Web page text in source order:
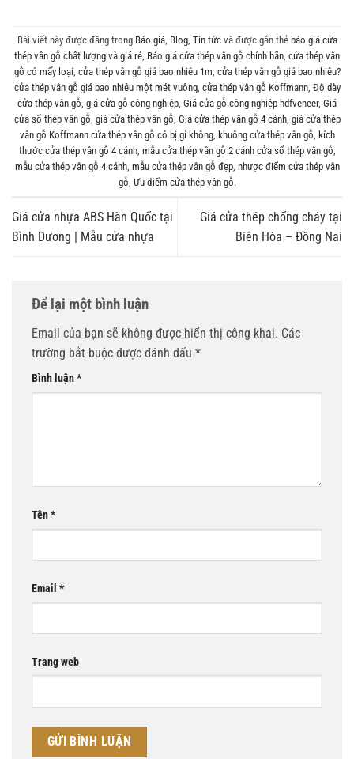
Bài viết này được đăng trong Báo giá, Blog, Tin tứcvà được gắn thẻ báo giá cửa
thép vân gỗ chất lượng và giá rẻ Báo giá cửa thép vân gỗ chính hãn cửa thép vân
gỗ có mấy loại cửa thép vân gỗ giá bao nhiêu 1m cửa thép vân gỗ giá bao nhiêu?
cửa thép vân gỗ giá bao nhiêu một mét vuông, cửa thép vân gỗ Koffmann, Độ dày
cửa thép vân gỗ giá cửa gỗ công nghiệp Giá cửa gỗ công nghiệp hdfveneer, Giá
cửa sổ thép vân gỗ giá cửa thép vân gỗ Giá cửa thép vân gỗ 4 cánh, giá cửa thép
vân gỗ Koffmann cửa thép vân gỗ có bị gỉ không, khuông cửa thép vân gỗ kích
thước cửa thép vân gỗ 4 cánh, mẫu cửa thép vân gỗ 2 cánh cửa sổ thép vân gỗ
mẫu cửa thép vân gỗ 4 cánh, mẫu cửa thép vân gỗ đẹp, nhược điểm cửa thép vân
gỗ Ưu điểm cửa thép vân gỗ.
Giá cửa nhựa ABS Hàn Quốc tại
Bình Dương | Mẫu cửa nhựa
Giá cửa thép chống cháy tại
Biên Hòa – Đồng Nai
Để lại một bình luận
Email của bạn sẽ không được hiển thị công khai. Các
trường bắt buộc được đánh dấu *
Bình luận*
Tên*
Email *
Trang web